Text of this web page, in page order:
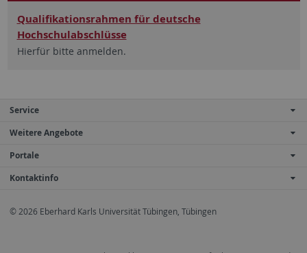
Qualifikationsrahmen für deutsche
Hochschulabschlüsse
Hierfür bitte anmelden.
Service
Weitere Angebote
Portale
Kontaktinfo
© 2026 Eberhard Karls Universität Tübingen, Tübingen